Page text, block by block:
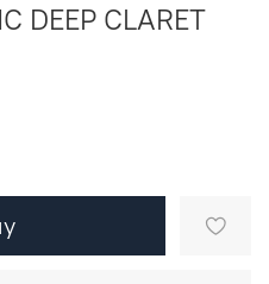
Rip Curl CHIC DEEP CLARET